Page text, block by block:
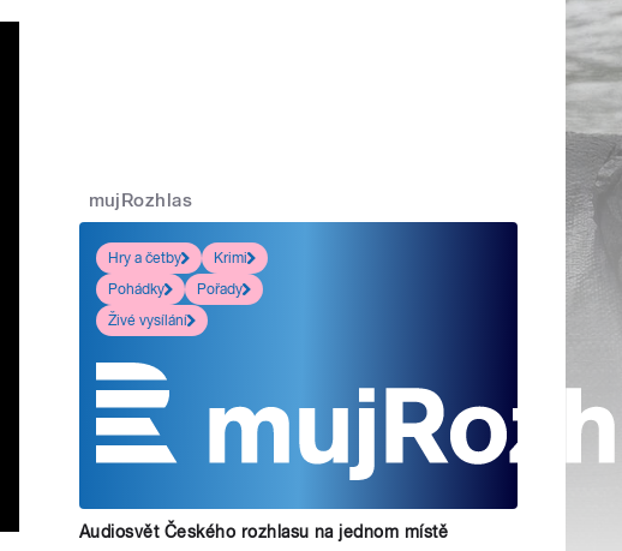
mujRozhlas
Hry a četby
Krimi
Pohádky
Pořady
Živé vysílání
Audiosvět Českého rozhlasu na jednom místě